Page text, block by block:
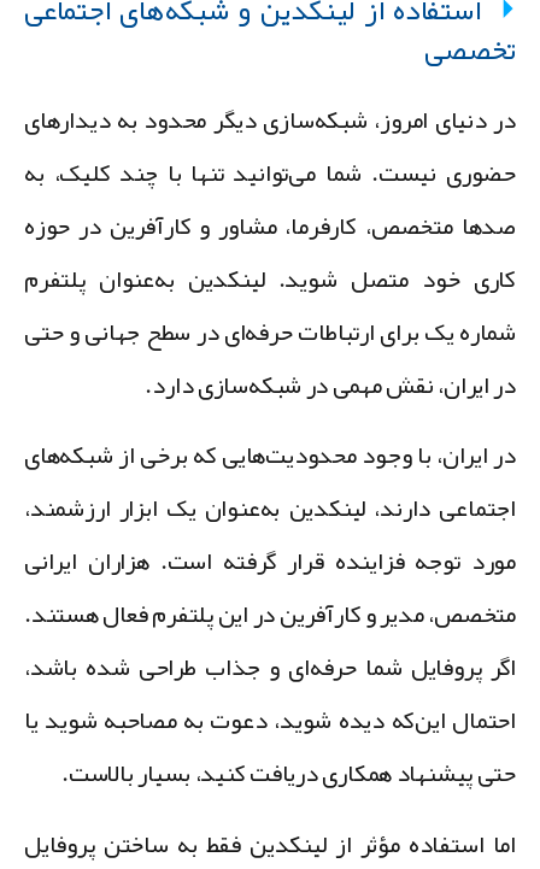
دنیای امروز، شبکه‌سازی دیگر محدود به دیدارهای
نیست. شما می‌توانید تنها با چند کلیک، به
متخصص، کارفرما، مشاور و کارآفرین در حوزه
خود متصل شوید. لینکدین به‌عنوان پلتفرم
یک برای ارتباطات حرفه‌ای در سطح جهانی و حتی
ایران، نقش مهمی در شبکه‌سازی دارد.
ایران، با وجود محدودیت‌هایی که برخی از شبکه‌های
دارند، لینکدین به‌عنوان یک ابزار ارزشمند،
توجه فزاینده قرار گرفته است. هزاران ایرانی
مدیر و کارآفرین در این پلتفرم فعال هستند.
پروفایل شما حرفه‌ای و جذاب طراحی شده باشد،
این‌که دیده شوید، دعوت به مصاحبه شوید یا
پیشنهاد همکاری دریافت کنید، بسیار بالاست.
استفاده مؤثر از لینکدین فقط به ساختن پروفایل